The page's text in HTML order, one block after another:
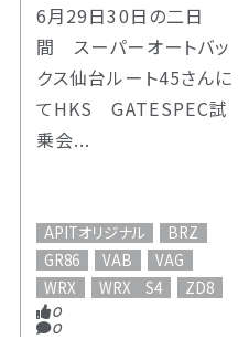
6月29日30日の二日
間 スーパーオートバッ
クス仙台ルート45さんに
てHKS GATESPEC試
乗会...
APITオリジナル
BRZ
GR86
VAB
VAG
WRX
WRX S4 ZD8
0
0